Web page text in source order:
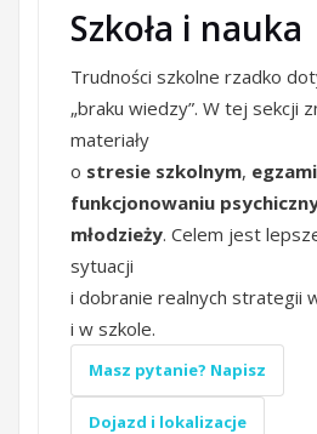
Szkoła i nauka
Trudności szkolne rzadko
„braku wiedzy”. W tej sekcji
materiały
o stresie szkolnym,
funkcjonowaniu
młodzieży. Celem jest
sytuacji
i dobranie realnych strategii
i w szkole.
Masz pytanie? Napisz
Dojazd i lokalizacje